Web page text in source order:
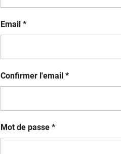
Email *
Confirmer l'email *
Mot de passe *